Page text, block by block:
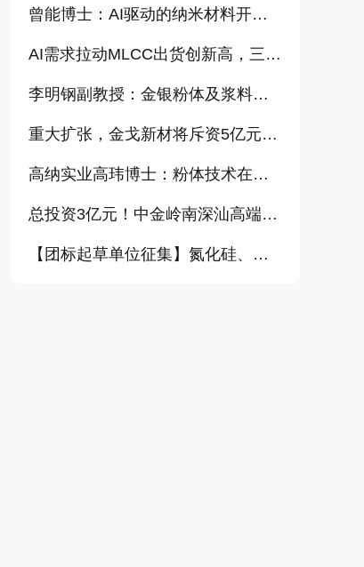
曾能博士：AI驱动的纳米材料开发新范式技术研究及基地建设（报告）
AI需求拉动MLCC出货创新高，三星、太阳诱电相继涨价
李明钢副教授：金银粉体及浆料增值化路径探讨（报告）
重大扩张，金戈新材将斥资5亿元打造“功能性粉体新材料智能制造基地”
高纳实业高玮博士：粉体技术在电池材料工业中的进展与需求（报告）
总投资3亿元！中金岭南深汕高端金属复合材料扩产项目正式开工
【团标起草单位征集】氮化硅、金刚石、碳化铪、氧化铝等